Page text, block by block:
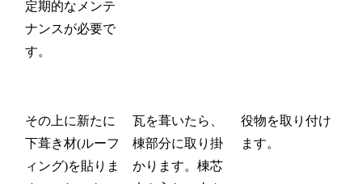
定期的なメンテ
ナンスが必要で
す。
その上に新たに
下葺き材(ルーフ
ィング)を貼りま
瓦を葺いたら、
棟部分に取り掛
かります。 棟芯
役物を取り付け
ます。